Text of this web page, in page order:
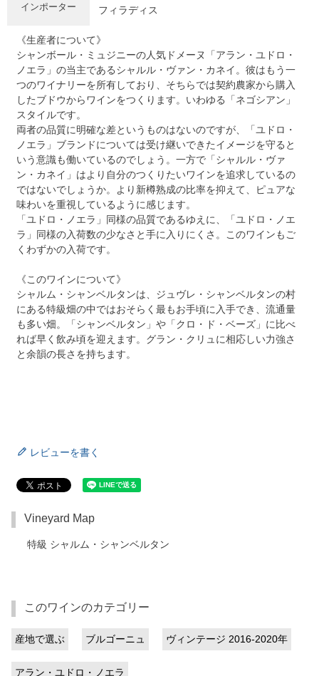
インポーター フィラディス
《生産者について》
シャンボール・ミュジニーの人気ドメーヌ「アラン・ユドロ・
ノエラ」の当主であるシャルル・ヴァン・カネイ。彼はもう一
つのワイナリーを所有しており、そちらでは契約農家から購入
したブドウからワインをつくります。いわゆる「ネゴシアン」
スタイルです。
両者の品質に明確な差というものはないのですが、「ユドロ・
ノエラ」ブランドについては受け継いできたイメージを守ると
いう意識も働いているのでしょう。一方で「シャルル・ヴァ
ン・カネイ」はより自分のつくりたいワインを追求しているの
ではないでしょうか。より新樽熟成の比率を抑えて、ピュアな
味わいを重視しているように感じます。
「ユドロ・ノエラ」同様の品質であるゆえに、「ユドロ・ノエ
ラ」同様の入荷数の少なさと手に入りにくさ。このワインもご
くわずかの入荷です。
《このワインについて》
シャルム・シャンベルタンは、ジュヴレ・シャンベルタンの村
にある特級畑の中ではおそらく最もお手頃に入手でき、流通量
も多い畑。「シャンベルタン」や「クロ・ド・ベーズ」に比べ
れば早く飲み頃を迎えます。グラン・クリュに相応しい力強さ
と余韻の長さを持ちます。
レビューを書く
Vineyard Map
特級 シャルム・シャンベルタン
このワインのカテゴリー
産地で選ぶ ブルゴーニュ ヴィンテージ 2016-2020年
アラン・ユドロ・ノエラ